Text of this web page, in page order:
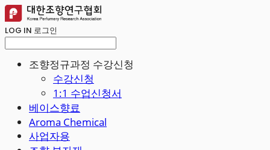
LOG IN 로그인
조향정규과정 수강신청
수강신청
1:1 수업신청서
베이스향료
Aroma Chemical
사업자용